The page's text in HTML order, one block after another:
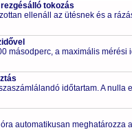
tokozás
ellenáll az ütésnek és a
másodperc, a maximális mérési
időtartam. A nulla
automatikusan meghatározza